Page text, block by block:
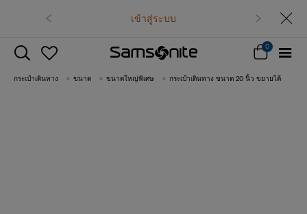
เข้าสู่ระบบ
0
กระเป๋าเดินทาง ขนาด ขนาดใหญ่พิเศษ กระเป๋าเดินทาง ขนาด 20 นิ้ว ขยายได้